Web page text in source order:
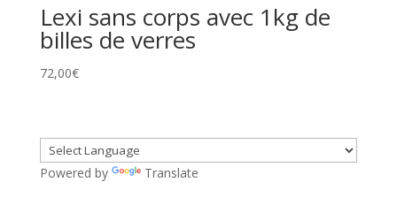
Lexi sans corps avec 1kg de
billes de verres
72,00€
Powered by Translate